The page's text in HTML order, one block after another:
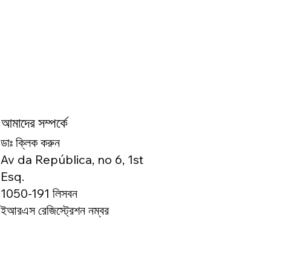
আমাদের সম্পর্কে
ডাঃ ক্লিক করুন
Av da República, no 6, 1st
Esq.
1050-191 লিসবন
ইআরএস রেজিস্ট্রেশন নম্বর